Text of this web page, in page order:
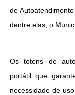
de
dentre elas, o
Os totens de
portátil que
necessidade de